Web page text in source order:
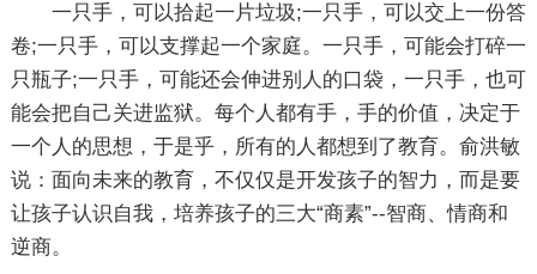
一只手，可以拾起一片垃圾;一只手，可以交上一份答
卷;一只手，可以支撑起一个家庭。一只手，可能会打碎一
只瓶子;一只手，可能还会伸进别人的口袋，一只手，也可
能会把自己关进监狱。每个人都有手，手的价值，决定于
一个人的思想，于是乎，所有的人都想到了教育。俞洪敏
说：面向未来的教育，不仅仅是开发孩子的智力，而是要
让孩子认识自我，培养孩子的三大“商素”--智商、情商和
逆商。